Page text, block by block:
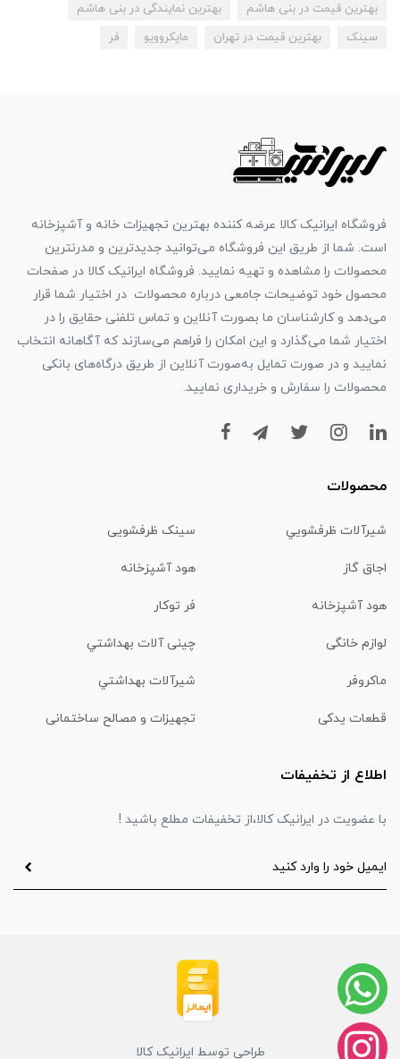
بهترین قیمت در بنی هاشم
بهترین نمایندگی در بنی هاشم
سینک
بهترین قیمت در تهران مایکروویو فر
فروشگاه ایرانیک کالا عرضه کننده بهترین تجهیزات خانه و آشپزخانه
است. شما از طریق این فروشگاه می‌توانید جدیدترین و مدرنترین
محصولات را مشاهده و تهیه نمایید. فروشگاه ایرانیک کالا در صفحات
محصول خود توضیحات جامعی درباره محصولات در اختیار شما قرار
می‌دهد و کارشناسان ما بصورت آنلاین و تماس تلفنی حقایق را در
اختیار شما می‌گذارد و این امکان را فراهم می‌سازند که آگاهانه انتخاب
نمایید و در صورت تمایل به‌صورت آنلاین از طریق درگاه‌های بانکی
محصولات را سفارش و خریداری نمایید.
محصولات
شیرآلات ظرفشويي سینک ظرفشویی
اجاق گاز هود آشپزخانه
هود آشپزخانه فر توکار
لوازم خانگی چینی آلات بهداشتي
ماكروفر شیرآلات بهداشتي
قطعات یدکی تجهیزات و مصالح ساختمانی
اطلاع از تخفیفات
با عضویت در ایرانیک کالا،از تخفیفات مطلع باشید !
طراحی توسط ایرانیک کالا